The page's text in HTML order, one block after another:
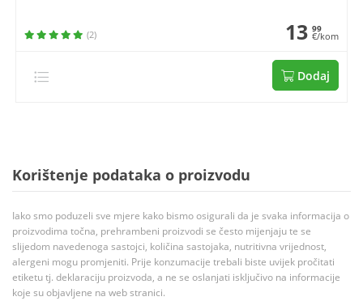
(2) 13 99
€/kom
Dodaj
Korištenje podataka o proizvodu
Iako smo poduzeli sve mjere kako bismo osigurali da je svaka informacija o
proizvodima točna, prehrambeni proizvodi se često mijenjaju te se
slijedom navedenoga sastojci, količina sastojaka, nutritivna vrijednost,
alergeni mogu promjeniti. Prije konzumacije trebali biste uvijek pročitati
etiketu tj. deklaraciju proizvoda, a ne se oslanjati isključivo na informacije
koje su objavljene na web stranici.